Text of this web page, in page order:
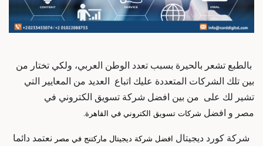
بالطبع تشعر بالحيرة بسبب تعدد الوطن العربي، ولكي تختار من
بين تلك الشركات المتعددة عليك اتباع العديد من المعايير التي
تشير لك على من بين افضل شركة تسويق الكتروني في
مصر و افضل شركات تسويق الكتروني في القاهرة.
شركة كورد ديجيتال افضل شركة ديجيتال ماركتنج في مصر نعتمد دائما